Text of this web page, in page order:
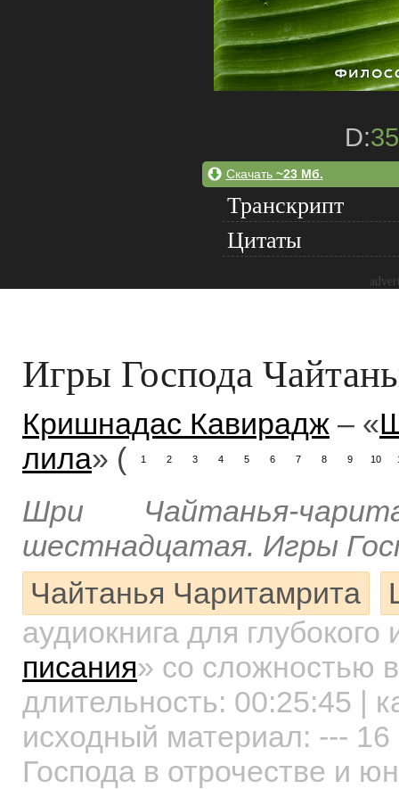
D:
Скачать ~23 Мб.
Транскрипт
Цитаты
Игры Господа
Кришнадас Кавирадж – «
лила» ( 1 2 3 4 5 6 7 8 9 10
Шри Чайтанья-
шестнадцатая. Игры
Чайтанья Чаритамрита
аудиокнига для
писания» со сложностью
длительность: 00:25:45 |
исходный материал: ---
Господа в отрочестве и